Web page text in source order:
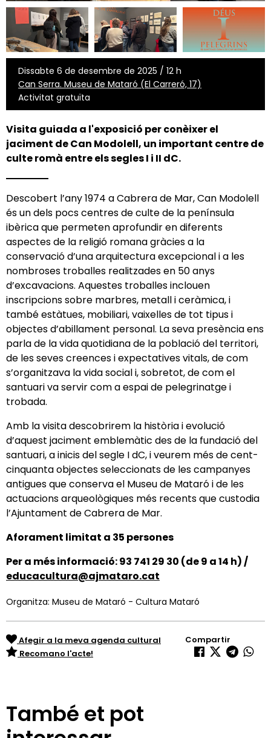
Dissabte 6 de desembre de 2025 / 12 h
Can Serra. Museu de Mataró (El Carreró, 17)
Activitat gratuïta
Visita guiada a l'exposició per conèixer el
jaciment de Can Modolell, un important centre de
culte romà entre els segles I i II dC.
Descobert l’any 1974 a Cabrera de Mar, Can Modolell
és un dels pocs centres de culte de la península
ibèrica que permeten aprofundir en diferents
aspectes de la religió romana gràcies a la
conservació d’una arquitectura excepcional i a les
nombroses troballes realitzades en 50 anys
d’excavacions. Aquestes troballesinclouen
inscripcions sobre marbres, metall i ceràmica, i
també estàtues, mobiliari, vaixelles de tot tipus i
objectes d’abillament personal. La seva presència ens
parla de la vida quotidiana de la població del territori,
de les seves creences i expectatives vitals, de com
s’organitzava la vida social i, sobretot, de com el
santuari va servir com a espai de pelegrinatge i
trobada.
Amb la visita descobrirem la història i evolució
d’aquest jaciment emblemàtic des de la fundació del
santuari, a inicis del segle I dC, i veurem més de cent-
cinquanta objectes seleccionats de les campanyes
antigues que conserva el Museu de Mataró i de les
actuacions arqueològiques més recents que custodia
l’Ajuntament de Cabrera de Mar.
Aforament limitat a 35 persones
Per a més informació: 93 741 29 30 (de 9 a 14 h) /
educacultura@ajmataro.cat
Organitza: Museu de Mataró - Cultura Mataró
Afegir a la meva agenda cultural
Recomano l'acte!
Compartir
També et pot